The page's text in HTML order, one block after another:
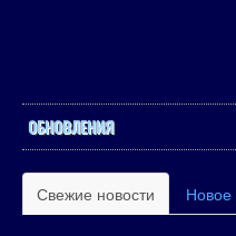
ОБНОВЛЕНИЯ
Свежие новости